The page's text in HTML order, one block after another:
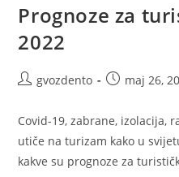
Prognoze za
2022
gvozdento maj 26,
Covid-19, zabrane, izolacija,
utiče na turizam kako u
kakve su prognoze za